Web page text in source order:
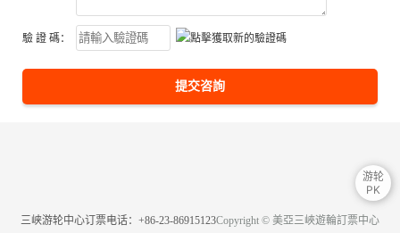
驗 證 碼：
提交咨詢
三峡游轮中心订票电话：+86-23-86915123Copyright © 美亞三峽遊輪訂票中心
游轮
PK